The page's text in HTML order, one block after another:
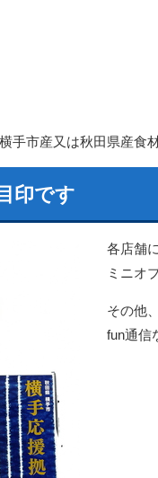
手市産又は秋田県産食
印です
各店舗
ミニオ
その他
fun通信